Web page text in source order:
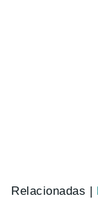
Relacionadas |